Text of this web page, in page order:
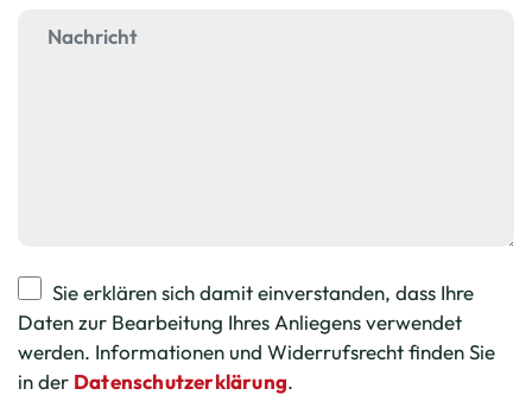
Sie erklären sich damit einverstanden, dass Ihre
Daten zur Bearbeitung Ihres Anliegens verwendet
werden. Informationen und Widerrufsrecht finden Sie
in der Datenschutzerklärung.